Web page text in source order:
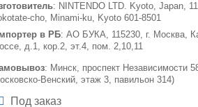
: NINTENDO LTD. Kyoto, Japan,
cho, Minami-ku, Kyoto 601-8501
в РБ: АО БУКА, 115230, г. Москва,
д.1, кор.2, эт.4, пом. 2,10,11
: Минск, проспект Независимости
Венский, этаж 3, павильон 314)
Под заказ